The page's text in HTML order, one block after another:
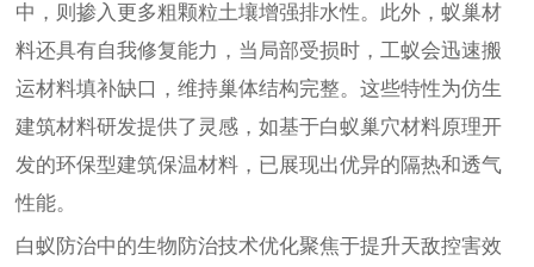
中，则掺入更多粗颗粒土壤增强排水性。此外，蚁巢材
料还具有自我修复能力，当局部受损时，工蚁会迅速搬
运材料填补缺口，维持巢体结构完整。这些特性为仿生
建筑材料研发提供了灵感，如基于白蚁巢穴材料原理开
发的环保型建筑保温材料，已展现出优异的隔热和透气
性能。
白蚁防治中的生物防治技术优化聚焦于提升天敌控害效